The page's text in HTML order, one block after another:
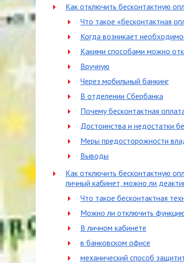
Как отключить бесконтактную
Что такое «бесконтактная
Когда возникает
Какими способами можно
Вручную
Через мобильный банкинг
В отделении Сбербанка
Почему бесконтактная
Достоинства и недостатки
Меры предосторожности
Выводы
Как отключить бесконтактную
личный кабинет, можно ли
Что такое бесконтактная
Можно ли отключить
В личном кабинете
в банковском офисе
механический способ